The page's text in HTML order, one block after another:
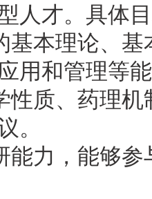
人才。具体
基本理论、
用和管理等
性质、药理
。
能力，能够